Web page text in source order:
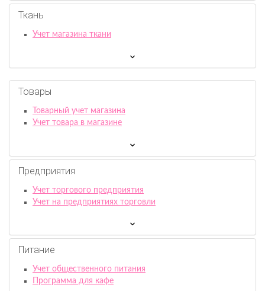
Ткань
Учет магазина ткани
Товары
Товарный учет магазина
Учет товара в магазине
Предприятия
Учет торгового предприятия
Учет на предприятиях торговли
Питание
Учет общественного питания
Программа для кафе